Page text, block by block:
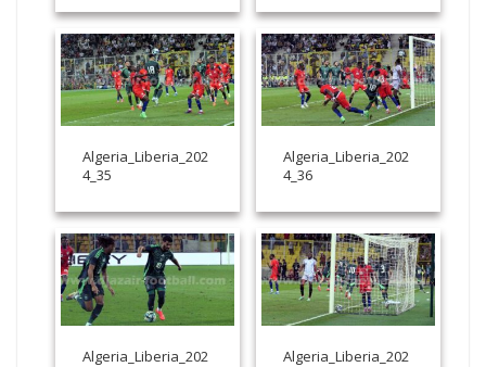
Algeria_Liberia_202
Algeria_Liberia_202
Algeria_Liberia_202
Algeria_Liberia_202